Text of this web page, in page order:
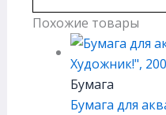
Похожие товары
Бумага
Бумага для